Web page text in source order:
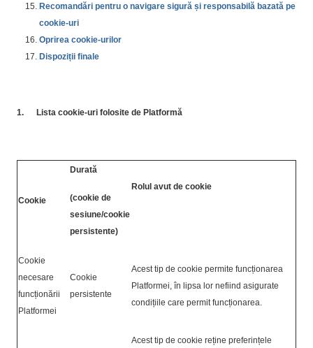
Recomandări pentru o navigare sigură și responsabilă bazată pe
cookie-uri
Oprirea cookie-urilor
Dispoziții finale
1. Lista cookie-uri folosite de Platformă
Cookie
Durată
(cookie de
sesiune/cookie
persistente)
Rolul avut de cookie
Cookie
necesare
funcționării
Platformei
Cookie
persistente
Acest tip de cookie permite funcționarea
Platformei, în lipsa lor nefiind asigurate
condițiile care permit funcționarea.
Acest tip de cookie reține preferințele